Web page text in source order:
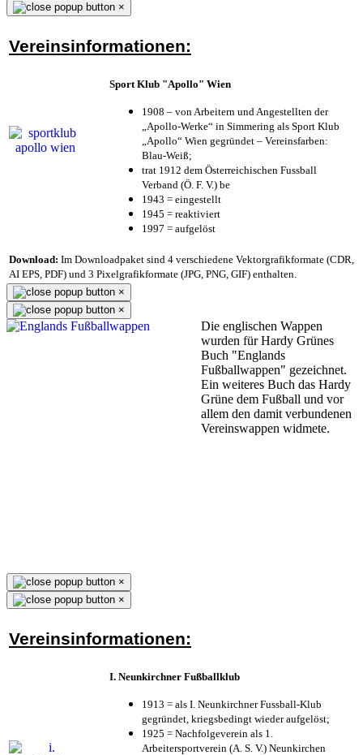
×
Vereinsinformationen:
Sport Klub "Apollo" Wien
1908 – von Arbeitern und Angestellten der
„Apollo-Werke“ in Simmering als Sport Klub
„Apollo“ Wien gegründet – Vereinsfarben:
Blau-Weiß;
trat 1912 dem Österreichischen Fussball
Verband (Ö. F. V.) be
1943 = eingestellt
1945 = reaktiviert
1997 = aufgelöst
Download: Im Downloadpaket sind 4 verschiedene Vektorgrafikformate (CDR,
AI EPS, PDF) und 3 Pixelgrafikformate (JPG, PNG, GIF) enthalten.
×
×
Die englischen Wappen
wurden für Hardy Grünes
Buch "Englands
Fußballwappen" gezeichnet.
Ein weiteres Buch das Hardy
Grüne dem Fußball und vor
allem den damit verbundenen
Vereinswappen widmete.
×
×
Vereinsinformationen:
I. Neunkirchner Fußballklub
1913 = als I. Neunkirchner Fussball-Klub
gegründet, kriegsbedingt wieder aufgelöst;
1925 = Nachfolgeverein als 1.
Arbeitersportverein (A. S. V.) Neunkirchen